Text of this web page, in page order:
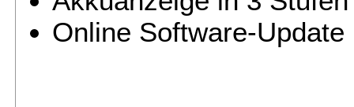
Online Software-Update